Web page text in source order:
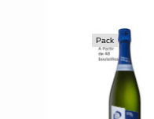
partir de Pinot
Meunier. Ce
blanc de noir
séduira par sa
fraîcheur et
Pack